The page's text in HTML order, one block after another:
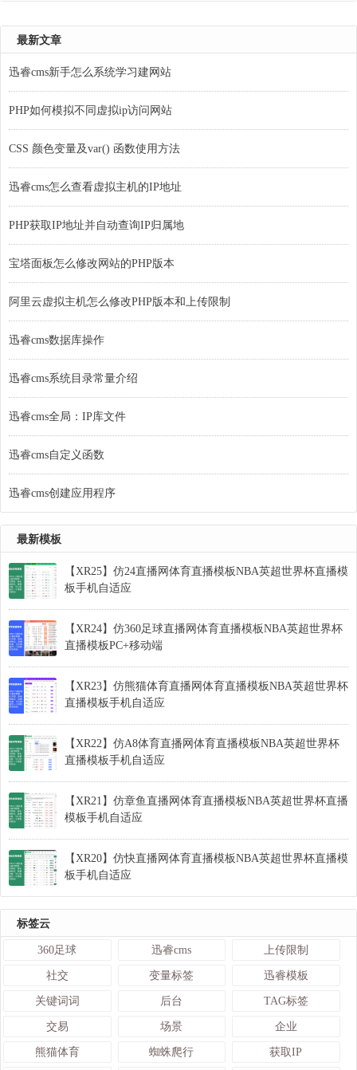
最新文章
迅睿cms新手怎么系统学习建网站
PHP如何模拟不同虚拟ip访问网站
CSS 颜色变量及var() 函数使用方法
迅睿cms怎么查看虚拟主机的IP地址
PHP获取IP地址并自动查询IP归属地
宝塔面板怎么修改网站的PHP版本
阿里云虚拟主机怎么修改PHP版本和上传限制
迅睿cms数据库操作
迅睿cms系统目录常量介绍
迅睿cms全局：IP库文件
迅睿cms自定义函数
迅睿cms创建应用程序
最新模板
【XR25】仿24直播网体育直播模板NBA英超世界杯直播模
板手机自适应
【XR24】仿360足球直播网体育直播模板NBA英超世界杯
直播模板PC+移动端
【XR23】仿熊猫体育直播网体育直播模板NBA英超世界杯
直播模板手机自适应
【XR22】仿A8体育直播网体育直播模板NBA英超世界杯
直播模板手机自适应
【XR21】仿章鱼直播网体育直播模板NBA英超世界杯直播
模板手机自适应
【XR20】仿快直播网体育直播模板NBA英超世界杯直播模
板手机自适应
标签云
360足球 迅睿cms 上传限制
社交 变量标签 迅睿模板
关键词词 后台 TAG标签
交易 场景 企业
熊猫体育 蜘蛛爬行 获取IP